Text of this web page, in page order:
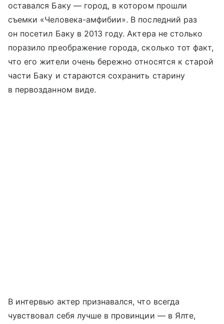
оставался Баку — город, в котором прошли
съемки «Человека-амфибии». В последний раз
он посетил Баку в 2013 году. Актера не столько
поразило преображение города, сколько тот факт,
что его жители очень бережно относятся к старой
части Баку и стараются сохранить старину
в первозданном виде.
В интервью актер признавался, что всегда
чувствовал себя лучше в провинции — в Ялте,